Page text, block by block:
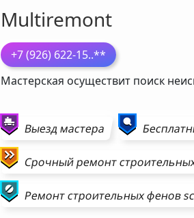
Multiremont
+7 (926) 622-15..**
Мастерская осуществит поиск
Выезд мастера
Срочный ремонт
Ремонтстроительных фенов